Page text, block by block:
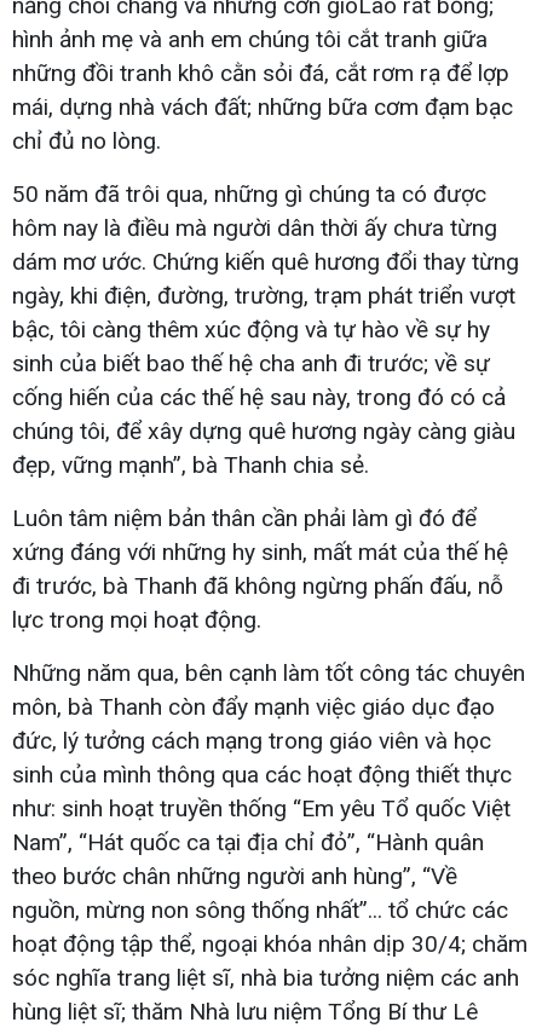
nắng chói chang và những cơn gióLào rát bỏng;
hình ảnh mẹ và anh em chúng tôi cắt tranh giữa
những đồi tranh khô cằn sỏi đá, cắt rơm rạ để lợp
mái, dựng nhà vách đất; những bữa cơm đạm bạc
chỉ đủ no lòng.
50 năm đã trôi qua, những gì chúng ta có được
hôm nay là điều mà người dân thời ấy chưa từng
dám mơ ước. Chứng kiến quê hương đổi thay từng
ngày, khi điện, đường, trường, trạm phát triển vượt
bậc, tôi càng thêm xúc động và tự hào về sự hy
sinh của biết bao thế hệ cha anh đi trước; về sự
cống hiến của các thế hệ sau này, trong đó có cả
chúng tôi, để xây dựng quê hương ngày càng giàu
đẹp, vững mạnh”, bà Thanh chia sẻ.
Luôn tâm niệm bản thân cần phải làm gì đó để
xứng đáng với những hy sinh, mất mát của thế hệ
đi trước, bà Thanh đã không ngừng phấn đấu, nỗ
lực trong mọi hoạt động.
Những năm qua, bên cạnh làm tốt công tác chuyên
môn, bà Thanh còn đẩy mạnh việc giáo dục đạo
đức, lý tưởng cách mạng trong giáo viên và học
sinh của mình thông qua các hoạt động thiết thực
như: sinh hoạt truyền thống “Em yêu Tổ quốc Việt
Nam”, “Hát quốc ca tại địa chỉ đỏ”, “Hành quân
theo bước chân những người anh hùng”, “Về
nguồn, mừng non sông thống nhất”... tổ chức các
hoạt động tập thể, ngoại khóa nhân dịp 30/4; chăm
sóc nghĩa trang liệt sĩ, nhà bia tưởng niệm các anh
hùng liệt sĩ; thăm Nhà lưu niệm Tổng Bí thư Lê